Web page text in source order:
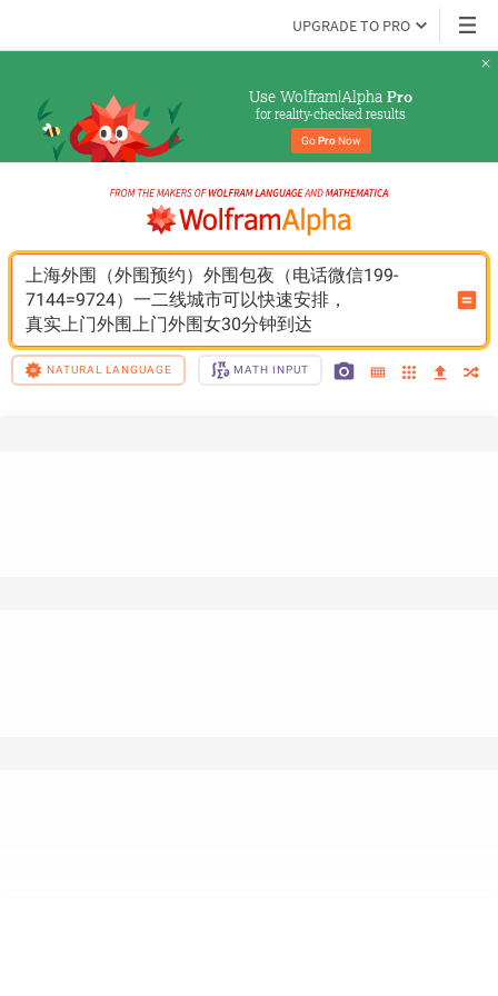
UPGRADE TO PRO
Use Wolfram|Alpha Pro
for reality-checked results
Go Pro Now
上海外围（外围预约）外围包夜（电话微信199-
7144=9724）一二线城市可以快速安排，
真实上门外围上门外围女30分钟到达
NATURAL LANGUAGE MATH INPUT